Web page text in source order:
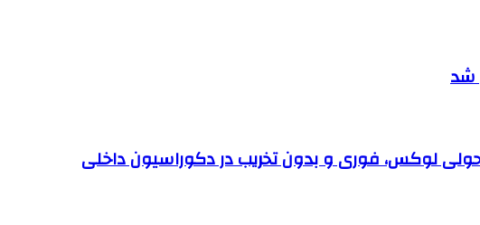
شد
لوکس، فوری و بدون تخریب در دکوراسیون داخلی